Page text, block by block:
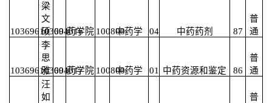
103696103691016
梁
文
硕 004药学院 100800中药学 04 中药药剂 87
普
通
103696103691017
李
思
雅 004药学院 100800中药学 01 中药资源和鉴定 86
普
通
汪
如
普